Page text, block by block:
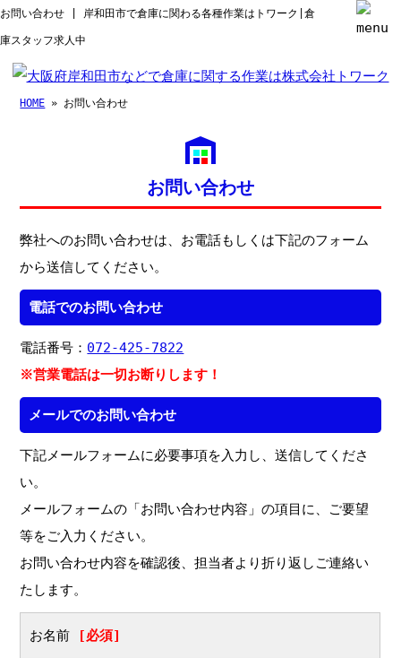
お問い合わせ | 岸和田市で倉庫に関わる各種作業はトワーク|倉
庫スタッフ求人中
HOME » お問い合わせ
お問い合わせ
弊社へのお問い合わせは、お電話もしくは下記のフォーム
から送信してください。
電話でのお問い合わせ
電話番号： 072-425-7822
※営業電話は一切お断りします！
メールでのお問い合わせ
下記メールフォームに必要事項を入力し、送信してくださ
い。
メールフォームの「お問い合わせ内容」の項目に、ご要望
等をご入力ください。
お問い合わせ内容を確認後、担当者より折り返しご連絡い
たします。
お名前 [必須]